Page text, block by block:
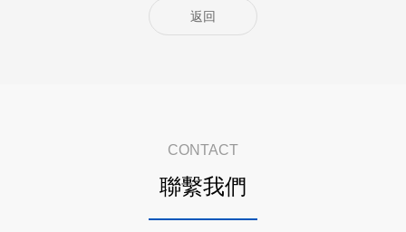
返回
CONTACT
聯繫我們